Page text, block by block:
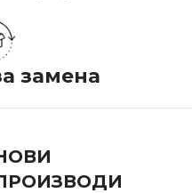
замена